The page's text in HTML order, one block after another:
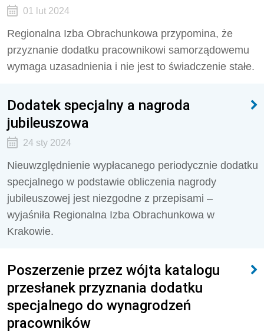
01 lut 2024
Regionalna Izba Obrachunkowa przypomina, że
przyznanie dodatku pracownikowi samorządowemu
wymaga uzasadnienia i nie jest to świadczenie stałe.
Dodatek specjalny a nagroda
jubileuszowa
24 sty 2024
Nieuwzględnienie wypłacanego periodycznie dodatku
specjalnego w podstawie obliczenia nagrody
jubileuszowej jest niezgodne z przepisami –
wyjaśniła Regionalna Izba Obrachunkowa w
Krakowie.
Poszerzenie przez wójta katalogu
przesłanek przyznania dodatku
specjalnego do wynagrodzeń
pracowników